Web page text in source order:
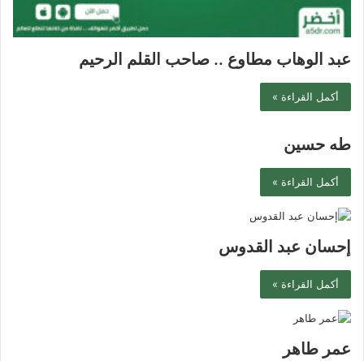
عبد الوهاب مطاوع .. صاحب القلم الرحيم
أكمل القراءة »
طه حسين
أكمل القراءة »
إحسان عبد القدوس
أكمل القراءة »
عمر طاهر